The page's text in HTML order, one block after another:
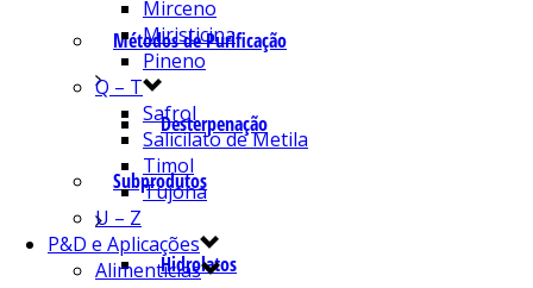
Métodos de Purificação
Desterpenação
Subprodutos
Hidrolatos
Mirceno
Miristicina
Pineno
Q – T
Safrol
Salicilato de Metila
Timol
Tujona
U – Z
P&D e Aplicações
Alimentícias